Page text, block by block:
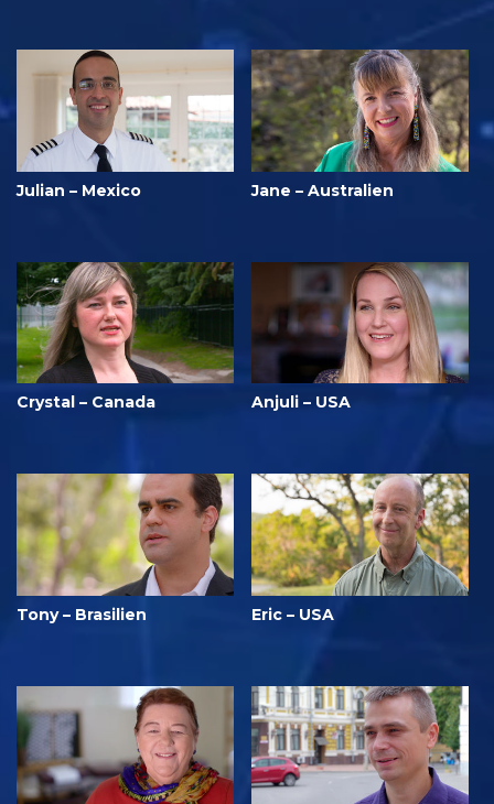
Julian – Mexico Jane – Australien
Crystal – Canada Anjuli – USA
Tony – Brasilien Eric – USA